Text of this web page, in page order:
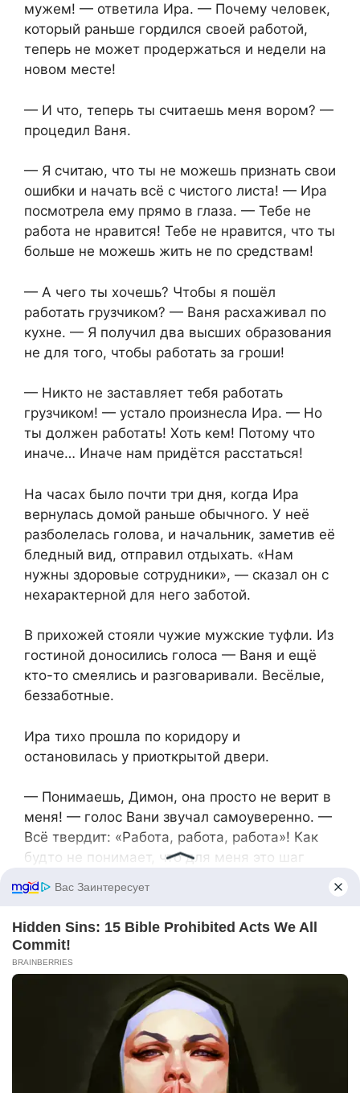
мужем! — ответила Ира. — Почему человек,
который раньше гордился своей работой,
теперь не может продержаться и недели на
новом месте!
— И что, теперь ты считаешь меня вором? —
процедил Ваня.
— Я считаю, что ты не можешь признать свои
ошибки и начать всё с чистого листа! — Ира
посмотрела ему прямо в глаза. — Тебе не
работа не нравится! Тебе не нравится, что ты
больше не можешь жить не по средствам!
— А чего ты хочешь? Чтобы я пошёл
работать грузчиком? — Ваня расхаживал по
кухне. — Я получил два высших образования
не для того, чтобы работать за гроши!
— Никто не заставляет тебя работать
грузчиком! — устало произнесла Ира. — Но
ты должен работать! Хоть кем! Потому что
иначе… Иначе нам придётся расстаться!
На часах было почти три дня, когда Ира
вернулась домой раньше обычного. У неё
разболелась голова, и начальник, заметив её
бледный вид, отправил отдыхать. «Нам
нужны здоровые сотрудники», — сказал он с
нехарактерной для него заботой.
В прихожей стояли чужие мужские туфли. Из
гостиной доносились голоса — Ваня и ещё
кто-то смеялись и разговаривали. Весёлые,
беззаботные.
Ира тихо прошла по коридору и
остановилась у приоткрытой двери.
— Понимаешь, Димон, она просто не верит в
меня! — голос Вани звучал самоуверенно. —
Всё твердит: «Работа, работа, работа»! Как
будто не понимает, что для меня это шаг
назад!
— Женщины! — отозвался его собеседник. —
Они не понимают мужских амбиций! Им бы
только стабильность да деньги!
— Вот именно! — Ваня звякнул бутылкой. —
А я не могу размениваться на мелочи! Я
заслуживаю большего!
Ира толкнула дверь. Ваня, развалившийся на